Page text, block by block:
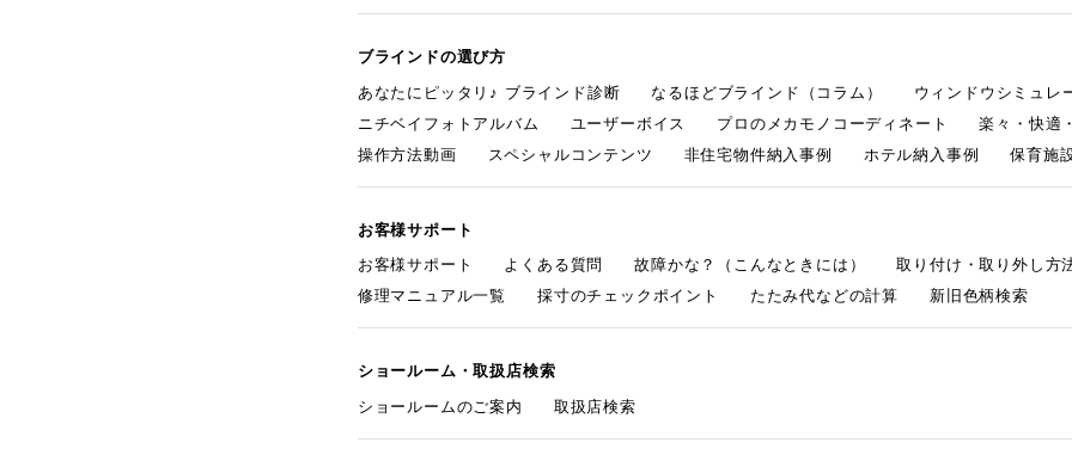
ブラインドの選び方
あなたにピッタリ♪ ブラインド診断
なるほどブラインド（コラム）
ウィンドウシミュレ
ニチベイフォトアルバム
ユーザーボイス プロのメカモノコーディネート
楽々・快適
操作方法動画
スペシャルコンテンツ 非住宅物件納入事例 ホテル納入事例 保育施
お客様サポート
お客様サポート
よくある質問 故障かな？（こんなときには）
取り付け・取り外し方
修理マニュアル一覧
採寸のチェックポイント たたみ代などの計算 新旧色柄検索
ショールーム・取扱店検索
ショールームのご案内
取扱店検索